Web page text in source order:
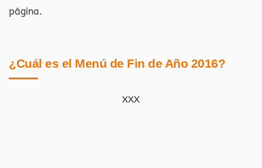
página.
¿Cuál es el Menú de Fin de Año 2016?
XXX